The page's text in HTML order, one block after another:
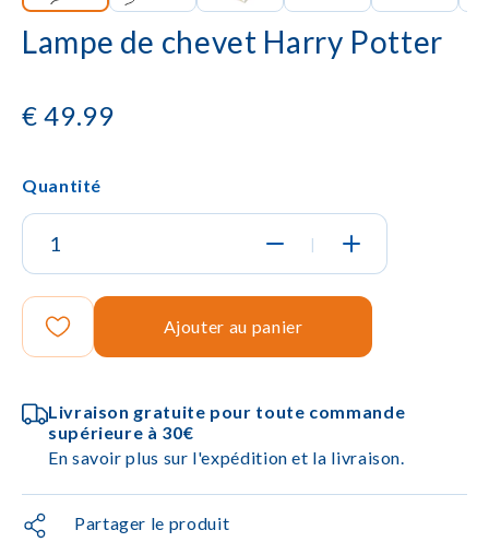
Lampe de chevet Harry Potter
€ 49.99
Quantité
|
Ajouter au panier
Livraison gratuite pour toute commande
supérieure à 30€
En savoir plus sur l'expédition et la livraison.
Partager le produit